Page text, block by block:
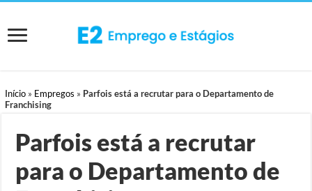
Início » Empregos » Parfois está a recrutar para o Departamento de
Franchising
Parfois está a recrutar
para o Departamento de